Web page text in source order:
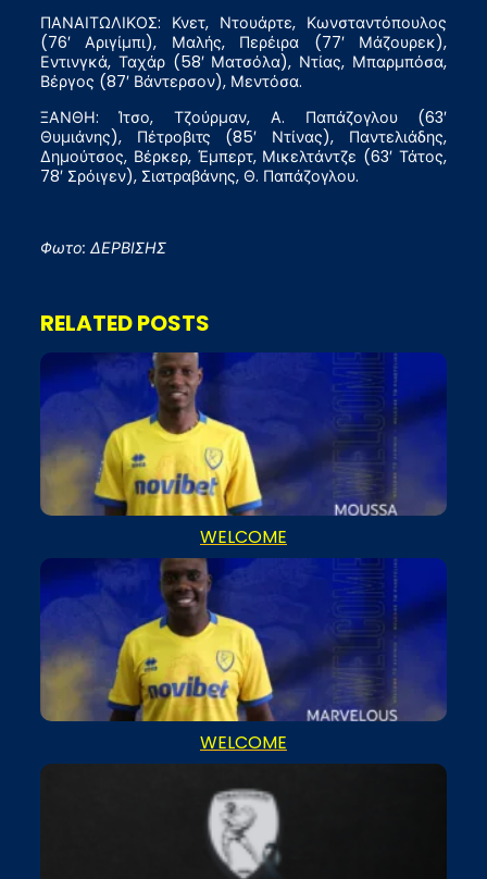
ΠΑΝΑΙΤΩΛΙΚΟΣ: Κνετ, Ντουάρτε, Κωνσταντόπουλος
(76′ Αριγίμπι), Μαλής, Περέιρα (77′ Μάζουρεκ),
Εντινγκά, Ταχάρ (58′ Ματσόλα), Ντίας, Μπαρμπόσα,
Βέργος (87′ Βάντερσον), Μεντόσα.
ΞΑΝΘΗ: Ίτσο, Τζούρμαν, Α. Παπάζογλου (63′
Θυμιάνης), Πέτροβιτς (85′ Ντίνας), Παντελιάδης,
Δημούτσος, Βέρκερ, Έμπερτ, Μικελτάντζε (63′ Τάτος,
78′ Σρόιγεν), Σιατραβάνης, Θ. Παπάζογλου.
Φωτο: ΔΕΡΒΙΣΗΣ
RELATED POSTS
WELCOME
WELCOME